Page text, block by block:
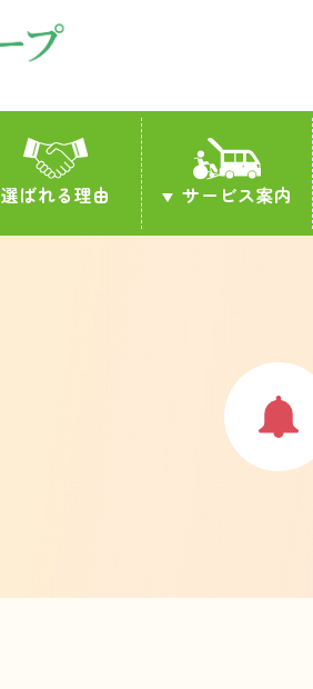
選ばれる理由 サービス案内